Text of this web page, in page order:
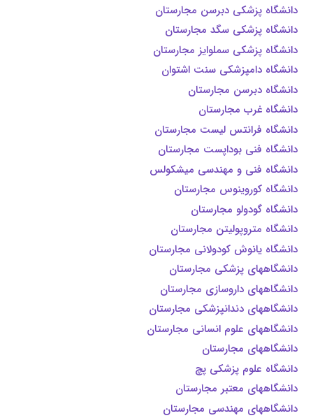
دانشگاه پزشکی دبرسن مجارستان
دانشگاه پزشکی سگد مجارستان
دانشگاه پزشکی سملوایز مجارستان
دانشگاه دامپزشکی سنت اشتوان
دانشگاه دبرسن مجارستان
دانشگاه غرب مجارستان
دانشگاه فرانتس لیست مجارستان
دانشگاه فنی بوداپست مجارستان
دانشگاه فنی و مهندسی میشکولس
دانشگاه کوروینوس مجارستان
دانشگاه گودولو مجارستان
دانشگاه متروپولیتن مجارستان
دانشگاه یانوش کودولانی مجارستان
دانشگاههای پزشکی مجارستان
دانشگاههای داروسازی مجارستان
دانشگاههای دندانپزشکی مجارستان
دانشگاههای علوم انسانی مجارستان
دانشگاههای مجارستان
دانشگاه علوم پزشکی پچ
دانشگاههای معتبر مجارستان
دانشگاههای مهندسی مجارستان